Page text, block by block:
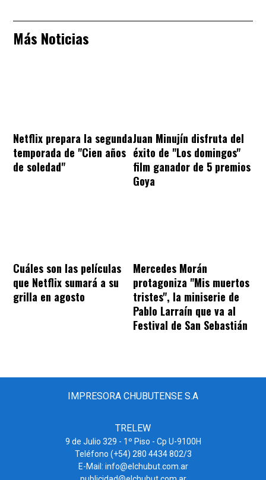
Más Noticias
Netflix prepara la segunda
temporada de "Cien años
de soledad"
Juan Minujín disfruta del
éxito de "Los domingos"
film ganador de 5 premios
Goya
Cuáles son las películas
que Netflix sumará a su
grilla en agosto
Mercedes Morán
protagoniza "Mis muertos
tristes", la miniserie de
Pablo Larraín que va al
Festival de San Sebastián
IMPRESORA CHUBUTENSE S.A
TRELEW
9 de Julio 329 - 1º Piso - Cp U-9100H
Teléfono (+54) 280 4434 802/3
E-Mail: info@elchubut.com.ar